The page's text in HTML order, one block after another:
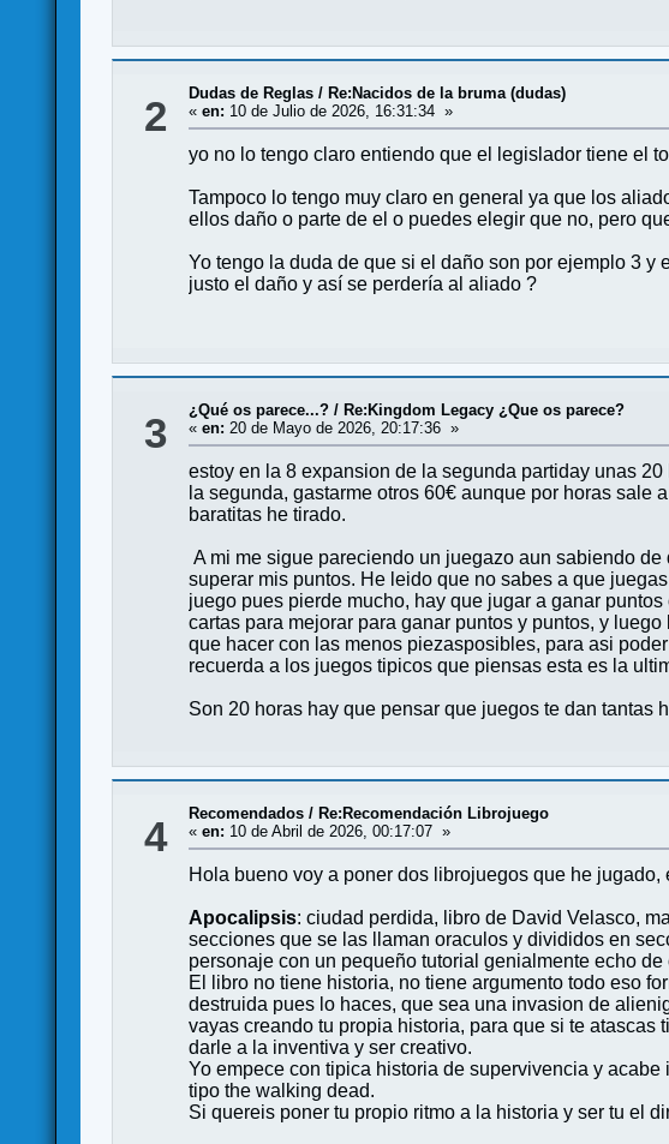
2 Dudas de Reglas / Re:Nacidos de la bruma (dudas)
«en: 10 de Julio de 2026, 16:31:34 »
yo no lo tengo claro entiendo que el legislador tiene el
Tampoco lo tengo muy claro en general ya que los
ellos daño o parte de el o puedes elegir que no, pero
Yo tengo la duda de que si el daño son por ejemplo 3
justo el daño y así se perdería al aliado ?
3 ¿Qué os parece...? / Re:Kingdom Legacy ¿Que os parece?
«en: 20 de Mayo de 2026, 20:17:36 »
estoy en la 8 expansion de la segunda partiday unas
la segunda, gastarme otros 60€ aunque por horas
baratitas he tirado.
A mi me sigue pareciendo un juegazo aun sabiendo
superar mis puntos. He leido que no sabes a que
juego pues pierde mucho, hay que jugar a ganar
cartas para mejorar para ganar puntos y puntos, y
que hacer con las menos piezasposibles, para asi
recuerda a los juegos tipicos que piensas esta es la
Son 20 horas hay que pensar que juegos te dan tantas
4 Recomendados / Re:Recomendación Librojuego
«en: 10 de Abril de 2026, 00:17:07 »
Hola bueno voy a poner dos librojuegos que he
Apocalipsis: ciudad perdida, libro de David Velasco,
secciones que se las llaman oraculos y divididos en
personaje con un pequeño tutorial genialmente echo
El libro no tiene historia, no tiene argumento todo eso
destruida pues lo haces, que sea una invasion de
vayas creando tu propia historia, para que si te
darle a la inventiva y ser creativo.
Yo empece con tipica historia de supervivencia y
tipo the walking dead.
Si quereis poner tu propio ritmo a la historia y ser tu el